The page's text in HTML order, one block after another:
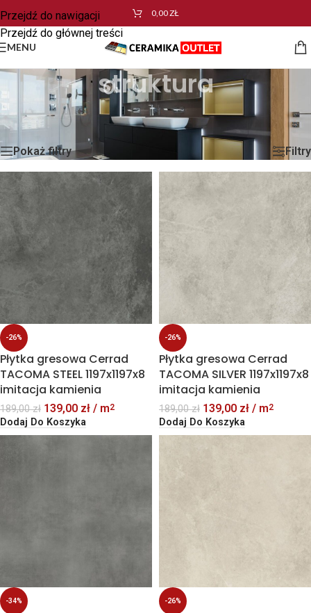
Przejdź do nawigacji
Przejdź do głównej treści
0,00ZŁ
MENU
struktura
Strona główna/Produkty oznaczone “struktura”
Wyświetlanie wszystkich wyników: 7
Pokaż filtry
Filtry
-26%
Płytka gresowa Cerrad
TACOMA STEEL 1197x1197x8
imitacja kamienia
189,00zł 139,00 zł / m2
Dodaj Do Koszyka
-26%
Płytka gresowa Cerrad
TACOMA SILVER 1197x1197x8
imitacja kamienia
189,00zł 139,00 zł / m2
Dodaj Do Koszyka
-34% -26%